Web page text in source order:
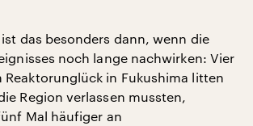
das besonders dann, wenn die
noch lange nachwirken: Vier
Reaktorunglück in Fukushima litten
Region verlassen mussten,
Mal häufiger an